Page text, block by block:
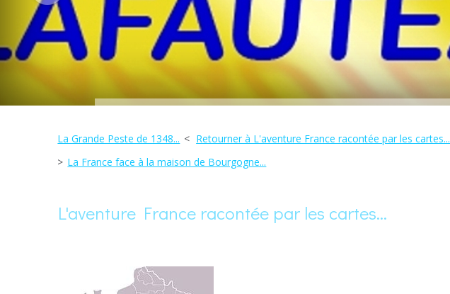
La Grande Peste de 1348...
Retourner à L'aventure France racontée par les cartes...
La France face à la maison de Bourgogne...
L'aventure France racontée par les cartes...